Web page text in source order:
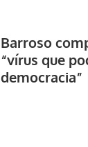
Barroso
“vírus que
democracia”